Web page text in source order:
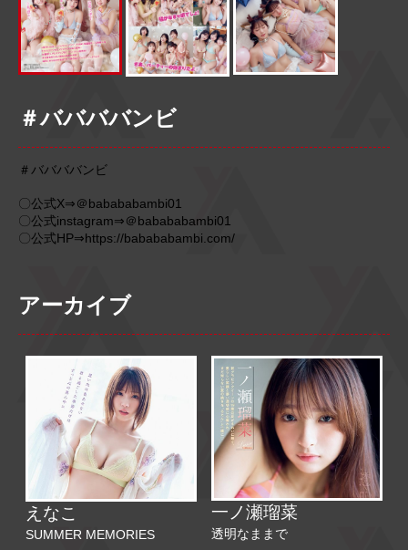
＃ババババンビ
＃ババババンビ
〇公式X⇒＠babababambi01
〇公式instagram⇒＠babababambi01
〇公式HP⇒https://babababambi.com/
アーカイブ
えなこ
SUMMER MEMORIES
一ノ瀬瑠菜
透明なままで